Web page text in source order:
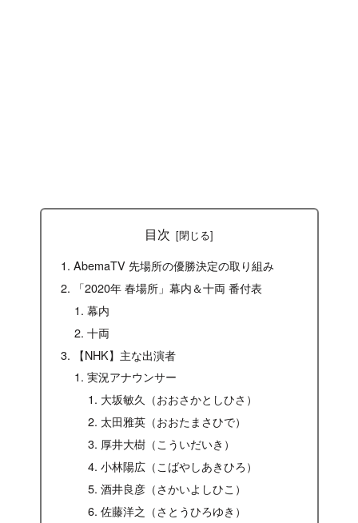
目次
AbemaTV 先場所の優勝決定の取り組み
「2020年 春場所」幕内＆十両 番付表
幕内
十両
【NHK】主な出演者
実況アナウンサー
大坂敏久（おおさかとしひさ）
太田雅英（おおたまさひで）
厚井大樹（こういだいき）
小林陽広（こばやしあきひろ）
酒井良彦（さかいよしひこ）
佐藤洋之（さとうひろゆき）